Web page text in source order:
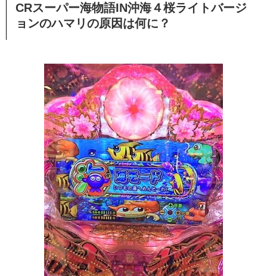
CRスーパー海物語IN沖海４桜ライトバージ
ョンのハマリの原因は何に？